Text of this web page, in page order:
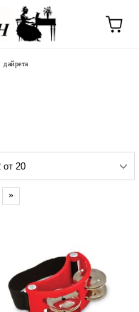
дайрета
»